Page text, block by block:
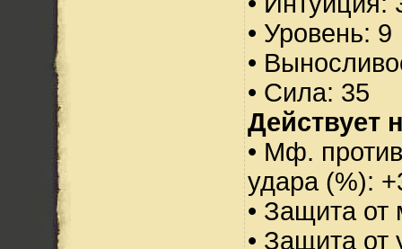
• Уровень: 9
•
• Сила: 35
Действует
• Мф.
удара (%):
• Защита от
• Защита от